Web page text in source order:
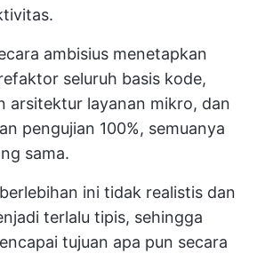
ambisius menetapkan
seluruh basis kode,
arsitektur layanan mikro, dan
pengujian 100%, semuanya
sama.
ini tidak realistis dan
terlalu tipis, sehingga
tujuan apa pun secara